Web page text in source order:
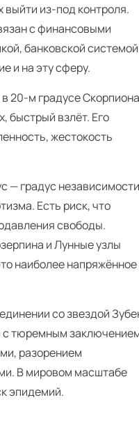
из‑под контроля.
с финансовыми
банковской
и на эту сферу.
20‑м градусе
быстрый взлёт. Его
жестокость
— градус независимости
Есть риск, что
свободы.
и Лунные узлы
наиболее напряжённое
со звездой
с тюремным
разорением
В мировом масштабе
эпидемий.